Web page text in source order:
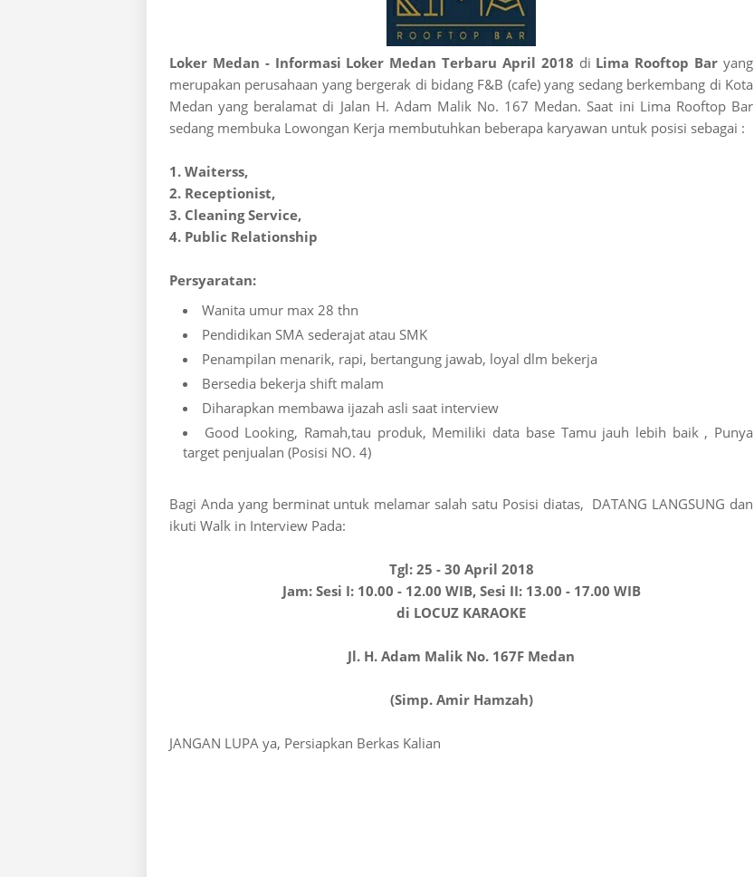
Loker Medan - Informasi Loker Medan Terbaru April 2018 di Lima Rooftop Bar yang
merupakan perusahaan yang bergerak di bidang F&B (cafe) yang sedang berkembang di Kota
Medan yang beralamat di Jalan H. Adam Malik No. 167 Medan. Saat ini Lima Rooftop Bar
sedang membuka Lowongan Kerja membutuhkan beberapa karyawan untuk posisi sebagai :
1. Waiterss,
2. Receptionist,
3. Cleaning Service,
4. Public Relationship
Persyaratan:
Wanita umur max 28 thn
Pendidikan SMA sederajat atau SMK
Penampilan menarik, rapi, bertangung jawab, loyal dlm bekerja
Bersedia bekerja shift malam
Diharapkan membawa ijazah asli saat interview
Good Looking, Ramah,tau produk, Memiliki data base Tamu jauh lebih baik , Punya
target penjualan (Posisi NO. 4)
Bagi Anda yang berminat untuk melamar salah satu Posisi diatas, DATANG LANGSUNG dan
ikuti Walk in Interview Pada:
Tgl: 25 - 30 April 2018
Jam: Sesi I: 10.00 - 12.00 WIB, Sesi II: 13.00 - 17.00 WIB
di LOCUZ KARAOKE
Jl. H. Adam Malik No. 167F Medan
(Simp. Amir Hamzah)
JANGAN LUPA ya, Persiapkan Berkas Kalian